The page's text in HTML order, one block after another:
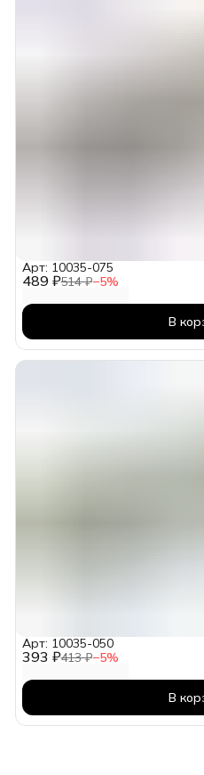
489 ₽514 ₽−5%
Арт: 10035-075
В
393 ₽413 ₽−5%
Арт: 10035-050
В